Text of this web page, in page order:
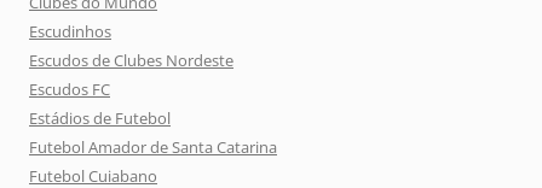
Escudinhos
Escudos de Clubes Nordeste
Escudos FC
Estádios de Futebol
Futebol Amador de Santa Catarina
Futebol Cuiabano